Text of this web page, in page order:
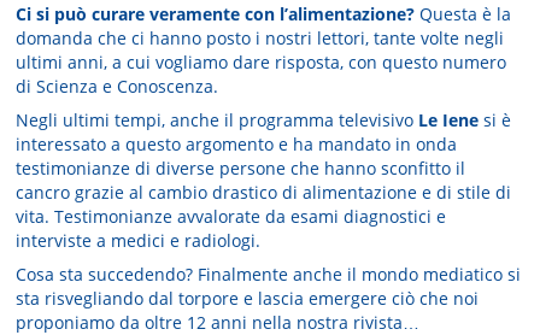
Ci si può curare veramente con l’alimentazione? Questa è la
domanda che ci hanno posto i nostri lettori, tante volte negli
ultimi anni, a cui vogliamo dare risposta, con questo numero
di Scienza e Conoscenza.
Negli ultimi tempi, anche il programma televisivo Le Iene si è
interessato a questo argomento e ha mandato in onda
testimonianze di diverse persone che hanno sconfitto il
cancro grazie al cambio drastico di alimentazione e di stile di
vita. Testimonianze avvalorate da esami diagnostici e
interviste a medici e radiologi.
Cosa sta succedendo? Finalmente anche il mondo mediatico si
sta risvegliando dal torpore e lascia emergere ciò che noi
proponiamo da oltre 12 anni nella nostra rivista…